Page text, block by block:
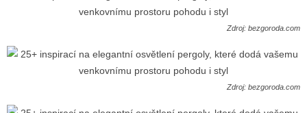
Zdroj: bezgoroda.com
Zdroj: bezgoroda.com